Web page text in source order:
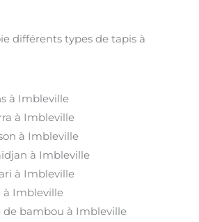
différents types de tapis à
à Imbleville
à Imbleville
à Imbleville
à Imbleville
à Imbleville
à Imbleville
de bambou à Imbleville